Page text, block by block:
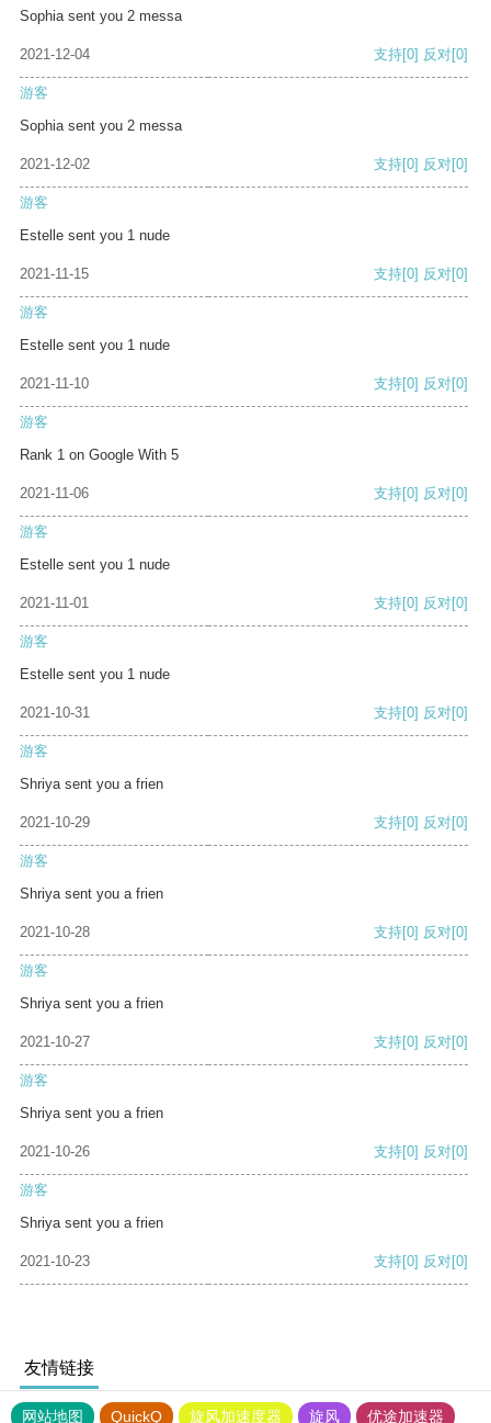
Sophia sent you 2 messa
2021-12-04 支持[0] 反对[0]
游客
Sophia sent you 2 messa
2021-12-02 支持[0] 反对[0]
游客
Estelle sent you 1 nude
2021-11-15 支持[0] 反对[0]
游客
Estelle sent you 1 nude
2021-11-10 支持[0] 反对[0]
游客
Rank 1 on Google With 5
2021-11-06 支持[0] 反对[0]
游客
Estelle sent you 1 nude
2021-11-01 支持[0] 反对[0]
游客
Estelle sent you 1 nude
2021-10-31 支持[0] 反对[0]
游客
Shriya sent you a frien
2021-10-29 支持[0] 反对[0]
游客
Shriya sent you a frien
2021-10-28 支持[0] 反对[0]
游客
Shriya sent you a frien
2021-10-27 支持[0] 反对[0]
游客
Shriya sent you a frien
2021-10-26 支持[0] 反对[0]
游客
Shriya sent you a frien
2021-10-23 支持[0] 反对[0]
友情链接
网站地图 QuickQ 旋风加速度器 旋风 优途加速器